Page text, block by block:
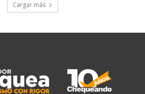
Cargar más